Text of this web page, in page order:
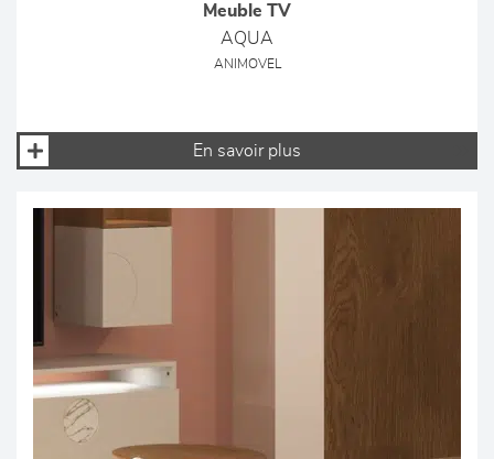
Meuble TV
AQUA
ANIMOVEL
En savoir plus